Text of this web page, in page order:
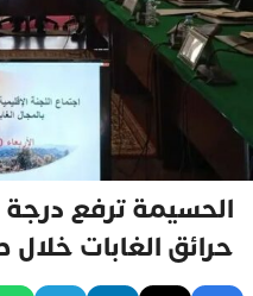
الحسيمة ترفع
حرائق الغابات خلال